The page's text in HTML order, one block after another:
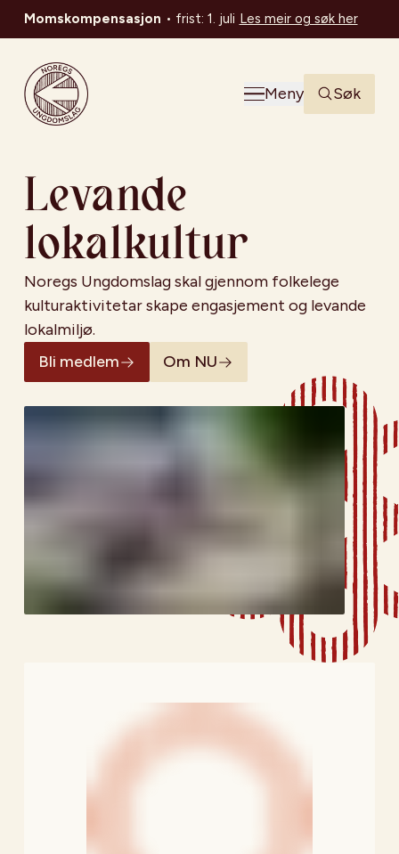
Momskompensasjon • frist: 1. juli Les meir og søk her
Noregs Ungdomslag
Meny
Søk
Levande
lokalkultur
Noregs Ungdomslag skal gjennom folkelege
kulturaktivitetar skape engasjement og levande
lokalmiljø.
Bli medlem
Om NU